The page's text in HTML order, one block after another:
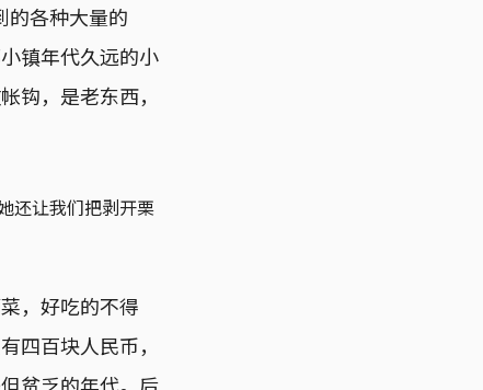
的各种大量的
镇年代久远的小
钩，是老东西，
还让我们把剥开栗
，好吃的不得
四百块人民币，